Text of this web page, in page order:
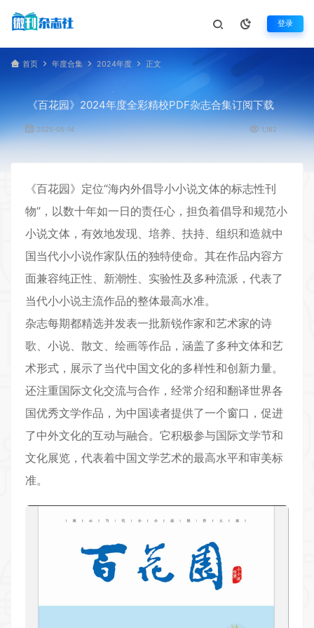
登录
首页 年度合集 2024年度 正文
《百花园》2024年度全彩精校PDF杂志合集订阅下载
2025-05-14 1,182
《百花园》定位“海内外倡导小小说文体的标志性刊
物”，以数十年如一日的责任心，担负着倡导和规范小
小说文体，有效地发现、培养、扶持、组织和造就中
国当代小小说作家队伍的独特使命。其在作品内容方
面兼容纯正性、新潮性、实验性及多种流派，代表了
当代小小说主流作品的整体最高水准。
杂志每期都精选并发表一批新锐作家和艺术家的诗
歌、小说、散文、绘画等作品，涵盖了多种文体和艺
术形式，展示了当代中国文化的多样性和创新力量。
还注重国际文化交流与合作，经常介绍和翻译世界各
国优秀文学作品，为中国读者提供了一个窗口，促进
了中外文化的互动与融合。它积极参与国际文学节和
文化展览，代表着中国文学艺术的最高水平和审美标
准。